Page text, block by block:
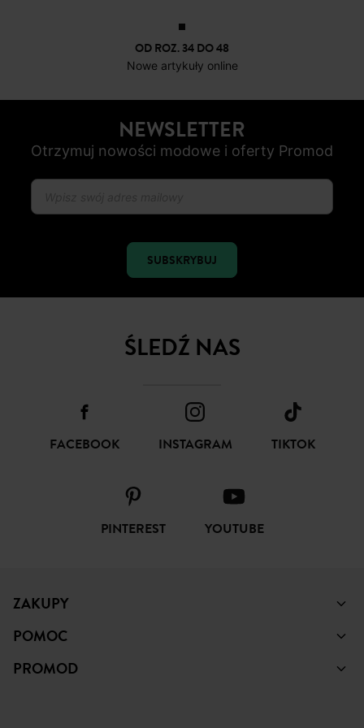
OD ROZ. 34 DO 48
Nowe artykuły online
NEWSLETTER
Otrzymuj nowości modowe i oferty Promod
SUBSKRYBUJ
ŚLEDŹ NAS
FACEBOOK INSTAGRAM TIKTOK
PINTEREST YOUTUBE
ZAKUPY
POMOC
PROMOD